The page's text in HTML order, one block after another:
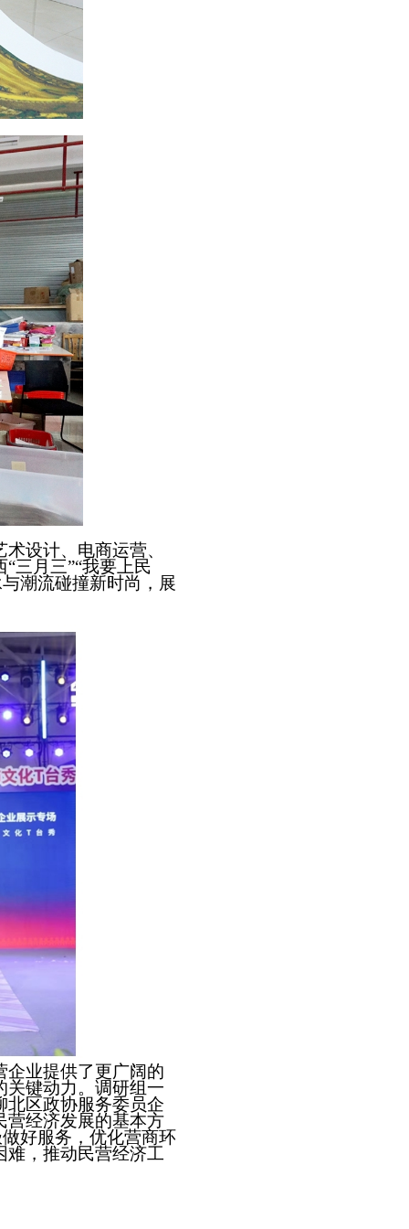
设计、电商运营、
三月三”“我要上民
潮流碰撞新时尚，展
企业提供了更广阔的
关键动力。调研组一
北区政协服务委员企
营经济发展的基本方
好服务，优化营商环
，推动民营经济工